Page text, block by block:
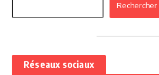
Rechercher
Réseaux sociaux